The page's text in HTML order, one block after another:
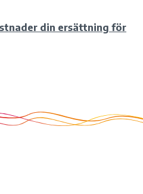
din ersättning för